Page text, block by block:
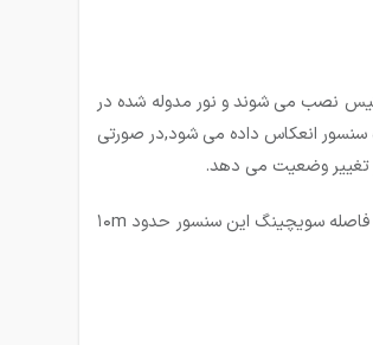
کیس نصب می شوند و نور مدوله شده در
انعکاس داده می شود,در صورتی
تغییر وضعیت می دهد.
سنسور نوری رفلکتوری فاصله سویچینگ بیشتری نسبت به سنسور نوری یک طرفه دارد اما فاصله سویچینگ آن کمتر از سنسور نوری دو طرفه می باشد ;به طور معمول فاصله سویچینگ این سنسور حدود ۱۰m